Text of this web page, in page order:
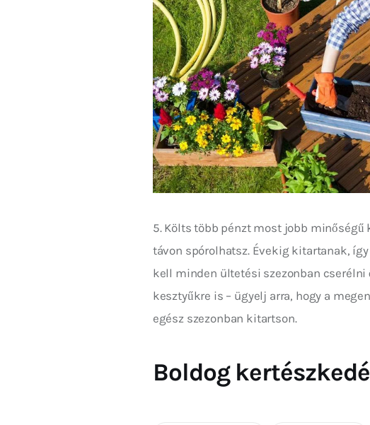
5. Költs több pénzt most jobb
távon spórolhatsz. Évekig kitartanak,
kell minden ültetési szezonban cserélni
kesztyűkre is – ügyelj arra, hogy a
egész szezonban kitartson.
Boldog